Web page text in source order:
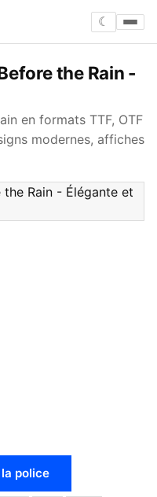
☾
the Rain -
en formats TTF, OTF
modernes, affiches
police